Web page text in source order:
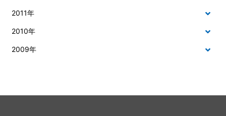
2011年
2010年
2009年